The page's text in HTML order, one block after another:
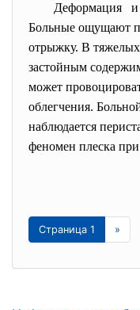
Деформация и
Больные ощущают
отрыжку. В тяжелых
застойным
может
облегчения.
наблюдается
феномен плеска
Страница 1 »